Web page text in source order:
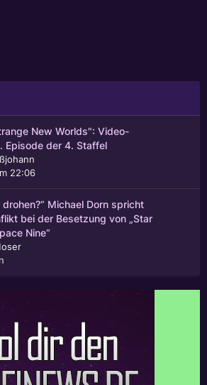
New Worlds": Video-
Episode der 4. Staffel
22:06
drohen?“ Michael Dorn spricht
bei der Besetzung von „Star
Nine“